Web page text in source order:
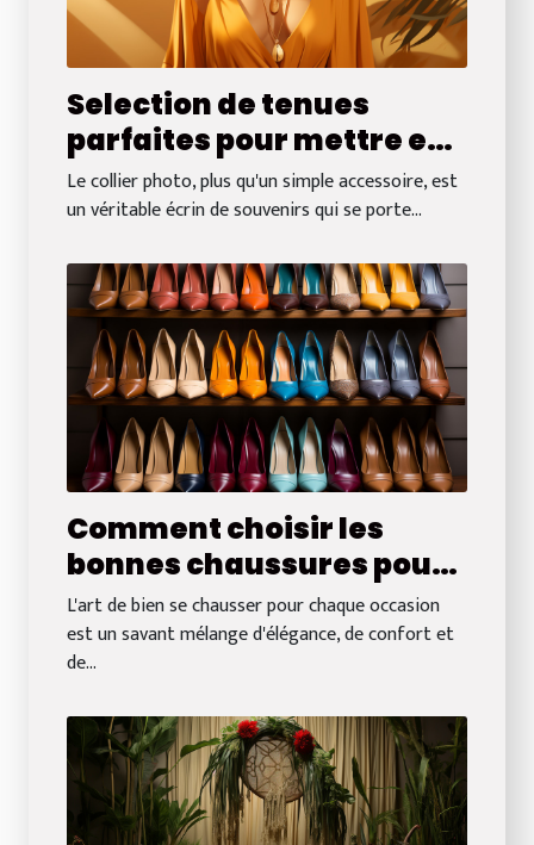
Selection de tenues
parfaites pour mettre en
valeur votre collier photo
Le collier photo, plus qu'un simple accessoire, est
un véritable écrin de souvenirs qui se porte...
Comment choisir les
bonnes chaussures pour
chaque occasion sans se
ruiner
L'art de bien se chausser pour chaque occasion
est un savant mélange d'élégance, de confort et
de...